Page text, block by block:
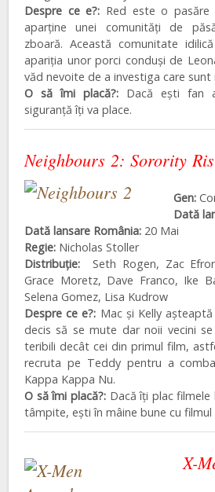
Despre ce e?: Red este o pasăre
aparține unei comunități de
zboară. Această comunitate
apariția unor porci conduși de
văd nevoite de a investiga care sunt
O să îmi placă?: Dacă ești fan
siguranță îți va place.
Neighbours 2: Sorority
Gen:
Dată
Dată lansare România: 20 Mai
Regie: Nicholas Stoller
Distribuţie: Seth Rogen, Zac
Grace Moretz, Dave Franco, Ike
Selena Gomez, Lisa Kudrow
Despre ce e?: Mac și Kelly
decis să se mute dar noii vecini
teribili decât cei din primul film,
recruta pe Teddy pentru a
Kappa Kappa Nu.
O să îmi placă?:Dacă îți plac filmele
tâmpite, ești în mâine bune cu filmul
X-